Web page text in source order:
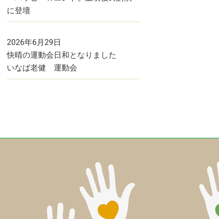
に登壇
2026年6月29日
快晴の運動会日和となりました
いなば老健 運動会